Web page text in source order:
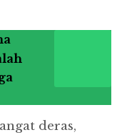
deras,